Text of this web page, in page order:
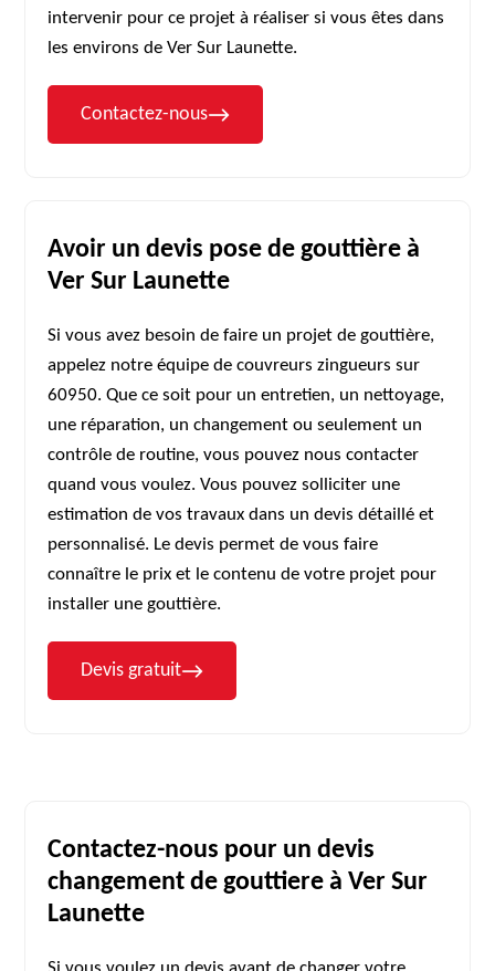
intervenir pour ce projet à réaliser si vous êtes dans
les environs de Ver Sur Launette.
Contactez-nous
Avoir un devis pose de gouttière à
Ver Sur Launette
Si vous avez besoin de faire un projet de gouttière,
appelez notre équipe de couvreurs zingueurs sur
60950. Que ce soit pour un entretien, un nettoyage,
une réparation, un changement ou seulement un
contrôle de routine, vous pouvez nous contacter
quand vous voulez. Vous pouvez solliciter une
estimation de vos travaux dans un devis détaillé et
personnalisé. Le devis permet de vous faire
connaître le prix et le contenu de votre projet pour
installer une gouttière.
Devis gratuit
Contactez-nous pour un devis
changement de gouttiere à Ver Sur
Launette